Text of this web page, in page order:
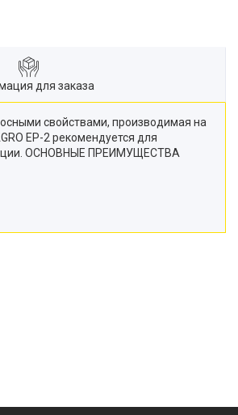
для заказа
свойствами, производимая на
EP-2 рекомендуется для
ОСНОВНЫЕ ПРЕИМУЩЕСТВА